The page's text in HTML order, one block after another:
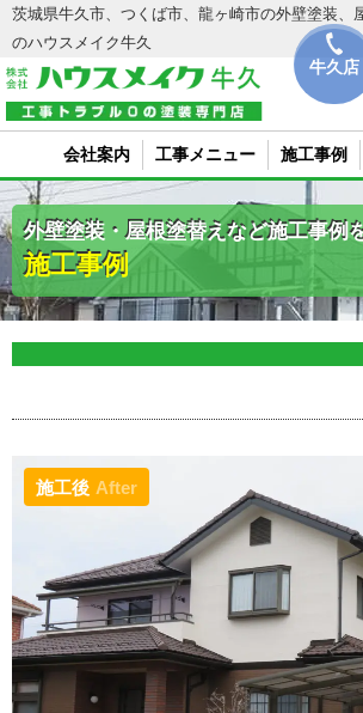
牛久店
茨城県牛久市、つくば市、龍ヶ崎市の外壁塗装、
のハウスメイク牛久
会社案内 工事メニュー 施工事例
外壁塗装・屋根塗替えなど施工事例
施工事例
施工後 After